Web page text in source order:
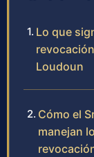
Lo que
Loudoun
Cómo el
manejan